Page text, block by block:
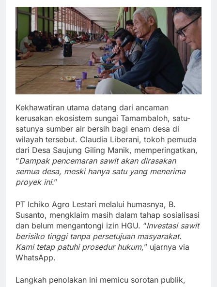
Kekhawatiran utama datang dari ancaman
kerusakan ekosistem sungai Tamambaloh, satu-
satunya sumber air bersih bagi enam desa di
wilayah tersebut. Claudia Liberani, tokoh pemuda
dari Desa Saujung Giling Manik, memperingatkan,
“Dampak pencemaran sawit akan dirasakan
semua desa, meski hanya satu yang menerima
proyek ini.”
PT Ichiko Agro Lestari melalui humasnya, B.
Susanto, mengklaim masih dalam tahap sosialisasi
dan belum mengantongi izin HGU. “Investasi sawit
berisiko tinggi tanpa persetujuan masyarakat.
Kami tetap patuhi prosedur hukum,” ujarnya via
WhatsApp.
Langkah penolakan ini memicu sorotan publik,